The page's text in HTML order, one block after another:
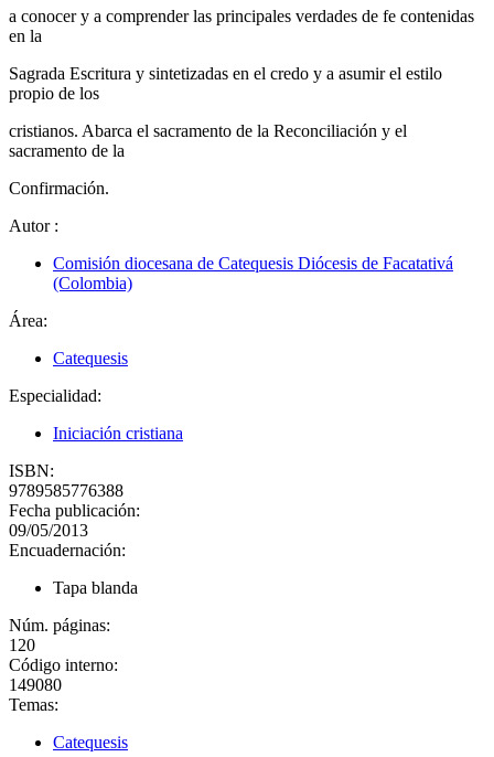
a conocer y a comprender las principales verdades de fe contenidas
en la
Sagrada Escritura y sintetizadas en el credo y a asumir el estilo
propio de los
cristianos. Abarca el sacramento de la Reconciliación y el
sacramento de la
Confirmación.
Autor :
Comisión diocesana de Catequesis Diócesis de Facatativá
(Colombia)
Área:
Catequesis
Especialidad:
Iniciación cristiana
ISBN:
9789585776388
Fecha publicación:
09/05/2013
Encuadernación:
Tapa blanda
Núm. páginas:
120
Código interno:
149080
Temas:
Catequesis